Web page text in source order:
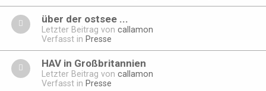
über der ostsee ...
Letzter Beitrag von callamon
Verfasst in Presse
HAV in Großbritannien
Letzter Beitrag von callamon
Verfasst in Presse